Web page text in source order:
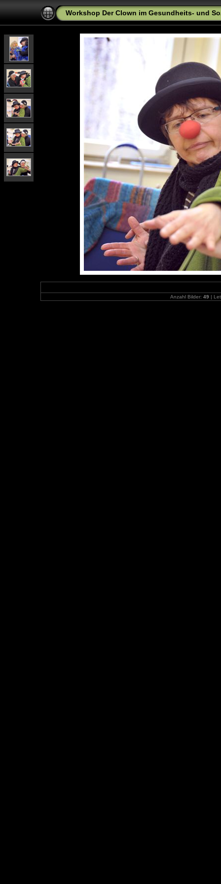
Workshop Der Clown im Gesundheits- und
Anzahl Bilder: 49 |